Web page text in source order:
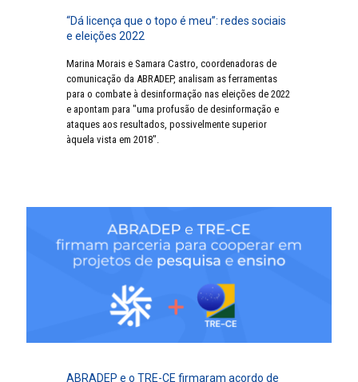
“Dá licença que o topo é meu”: redes sociais
e eleições 2022
Marina Morais e Samara Castro, coordenadoras de
comunicação da ABRADEP, analisam as ferramentas
para o combate à desinformação nas eleições de 2022
e apontam para "uma profusão de desinformação e
ataques aos resultados, possivelmente superior
àquela vista em 2018".
ABRADEP e o TRE-CE firmaram acordo de